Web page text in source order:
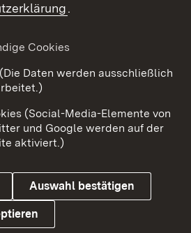
Barrierefreiheit
Cookies
.
Cookies
Daten werden ausschließlich
(Social-Media-Elemente von
und Google werden auf der
aktiviert.)
Auswahl bestätigen